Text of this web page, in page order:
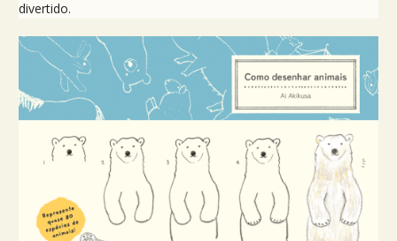
divertido.